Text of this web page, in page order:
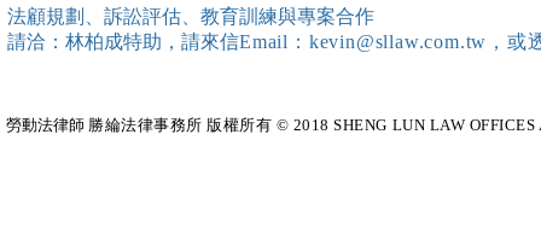
法顧規劃、訴訟評估、教育訓練與專案合作
請洽：林柏成特助 ，請來信Email：kevin@sllaw.com.tw，
勞動法律師​ 勝綸法律事務所 版權所有 © 2018 SHENG LUN LAW